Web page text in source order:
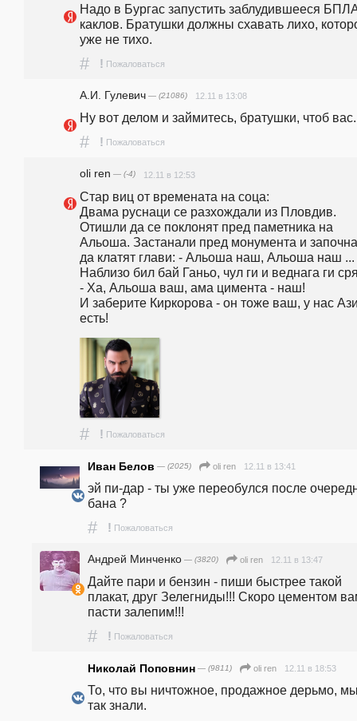
Надо в Бургас запустить заблудившееся
каклов. Братушки должны схавать лихо,
уже не тихо.
# ! Пожаловаться
А.И. Гулевич — (21086) 12.11 в 13:08
Ну вот делом и займитесь, братушки, чтоб вас.
# ! Пожаловаться
oli ren — (-4) 12.11 в 12:53
Стар виц от времената на соца:
Двама руснаци се разхождали из Пловдив.
Отишли да се поклонят пред паметника на
Альоша. Застанали пред монумента и
да клатят глави: - Альоша наш, Альоша наш ...
Наблизо бил бай Ганьо, чул ги и веднага ги
- Ха, Альоша ваш, ама цимента - наш!
И заберите Киркорова - он тоже ваш, у нас
есть!
# ! Пожаловаться
Иван Белов — (2025) oli ren 12.11 в 13:41
эй пи-дар - ты уже переобулся после
бана ?
# ! Пожаловаться
Андрей Минченко — (3820) oli ren 12.11 в 13:47
Дайте пари и бензин - пиши быстрее такой
плакат, друг Зелегниды!!! Скоро цементом
пасти залепим!!!
# ! Пожаловаться
Николай Поповнин — (9811) oli ren 12.11 в 18:53
То, что вы ничтожное, продажное дерьмо,
так знали.